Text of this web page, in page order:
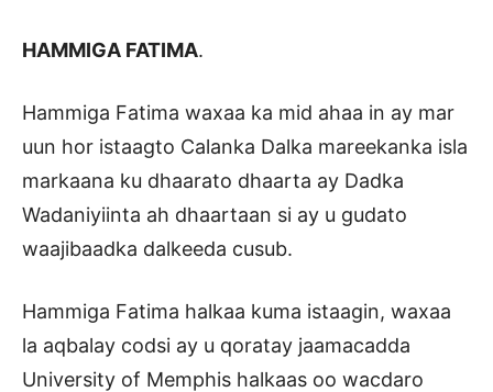
HAMMIGA FATIMA.
Hammiga Fatima waxaa ka mid ahaa in ay mar
uun hor istaagto Calanka Dalka mareekanka isla
markaana ku dhaarato dhaarta ay Dadka
Wadaniyiinta ah dhaartaan si ay u gudato
waajibaadka dalkeeda cusub.
Hammiga Fatima halkaa kuma istaagin, waxaa
la aqbalay codsi ay u qoratay jaamacadda
University of Memphis halkaas oo wacdaro